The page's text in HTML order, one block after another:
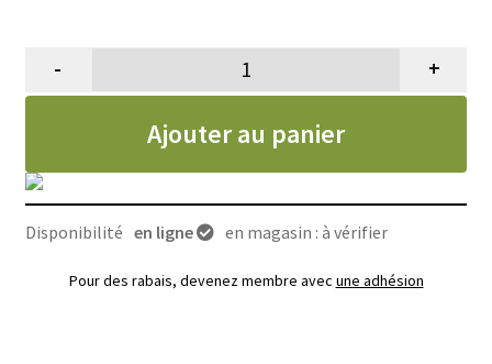
quantité de Réducteur tuyau
- +
Ajouter au panier
Disponibilité en ligne en magasin : à vérifier
Pour des rabais, devenez membre avec une adhésion